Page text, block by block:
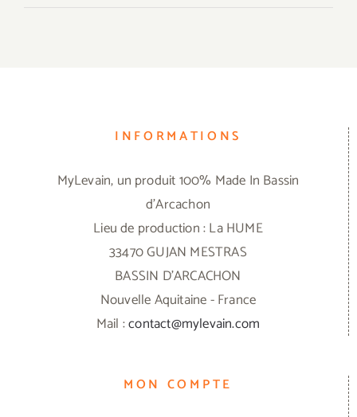
INFORMATIONS
MyLevain, un produit 100% Made In Bassin
d'Arcachon
Lieu de production : La HUME
33470 GUJAN MESTRAS
BASSIN D'ARCACHON
Nouvelle Aquitaine - France
Mail :contact@mylevain.com
MON COMPTE